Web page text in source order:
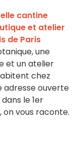
cantine
et atelier
de Paris
une
et un atelier
chez
adresse ouverte
le 1er
on vous raconte.